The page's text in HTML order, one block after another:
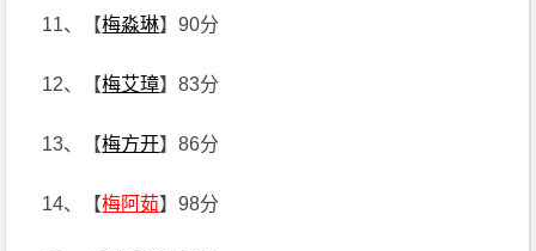
11、【梅淼琳】90分
12、【梅艾璋】83分
13、【梅方开】86分
14、【梅阿茹】98分